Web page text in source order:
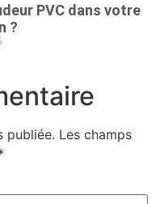
PVC dans votre
?
publiée. Les champs